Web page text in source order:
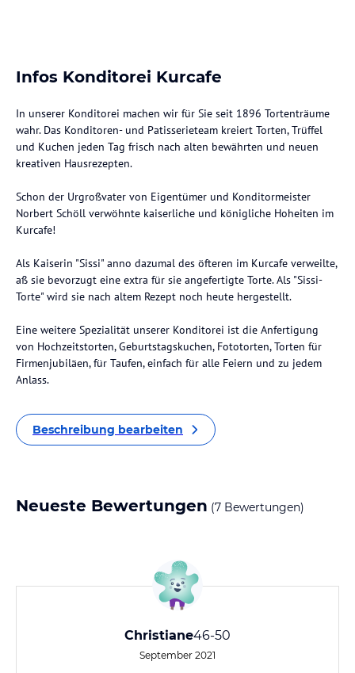
Infos Konditorei Kurcafe
In unserer Konditorei machen wir für Sie seit 1896 Tortenträume
wahr. Das Konditoren- und Patisserieteam kreiert Torten, Trüffel
und Kuchen jeden Tag frisch nach alten bewährten und neuen
kreativen Hausrezepten.
Schon der Urgroßvater von Eigentümer und Konditormeister
Norbert Schöll verwöhnte kaiserliche und königliche Hoheiten im
Kurcafe!
Als Kaiserin "Sissi" anno dazumal des öfteren im Kurcafe verweilte,
aß sie bevorzugt eine extra für sie angefertigte Torte. Als "Sissi-
Torte" wird sie nach altem Rezept noch heute hergestellt.
Eine weitere Spezialität unserer Konditorei ist die Anfertigung
von Hochzeitstorten, Geburtstagskuchen, Fototorten, Torten für
Firmenjubiläen, für Taufen, einfach für alle Feiern und zu jedem
Anlass.
Beschreibung bearbeiten
Neueste Bewertungen (7 Bewertungen)
Christiane46-50
September 2021